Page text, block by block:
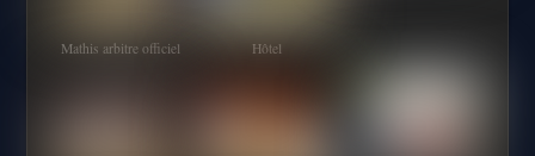
Mathis arbitre officiel Hôtel